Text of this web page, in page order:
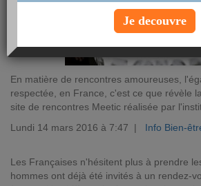
En matière de rencontres amoureuses,
respectée, en France, c'est ce que révèle
site de rencontres Meetic réalisée par
Lundi 14 mars 2016 à 7:47 | Info Bien-
Les Françaises n'hésitent plus à prendre
hommes ont déjà été invités à un rendez-
Je decouvre